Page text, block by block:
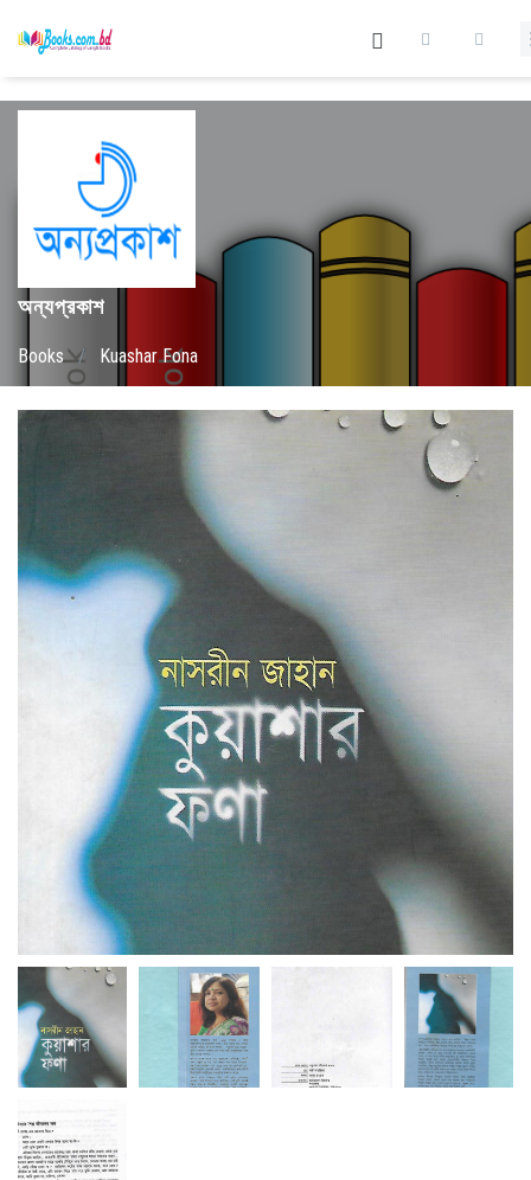
অন্যপ্রকাশ
Books / Kuashar Fona